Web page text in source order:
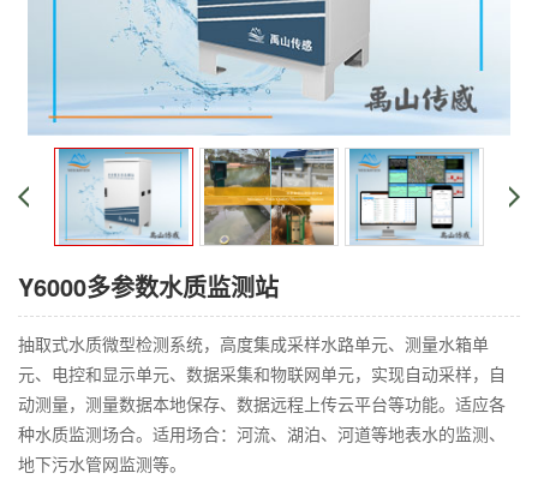
Y6000多参数水质监测站
抽取式水质微型检测系统，高度集成采样水路单元、测量水箱单
元、电控和显示单元、数据采集和物联网单元，实现自动采样，自
动测量，测量数据本地保存、数据远程上传云平台等功能。适应各
种水质监测场合。适用场合：河流、湖泊、河道等地表水的监测、
地下污水管网监测等。